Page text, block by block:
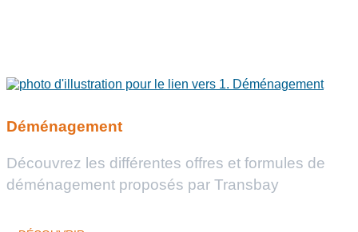
Déménagement
Découvrez les différentes offres et formules de
déménagement proposés par Transbay